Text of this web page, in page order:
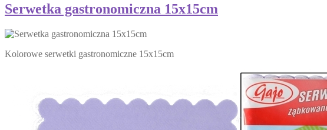
Serwetka gastronomiczna 15x15cm
Kolorowe serwetki gastronomiczne 15x15cm